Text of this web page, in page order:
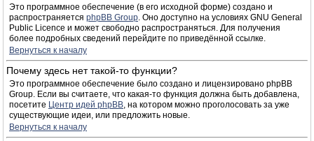
Это программное обеспечение (в его исходной форме) создано и
распространяется phpBB Group. Оно доступно на условиях GNU General
Public Licence и может свободно распространяться. Для получения
более подробных сведений перейдите по приведённой ссылке.
Вернуться к началу
Почему здесь нет такой-то функции?
Это программное обеспечение было создано и лицензировано phpBB
Group. Если вы считаете, что какая-то функция должна быть добавлена,
посетите Центр идей phpBB, на котором можно проголосовать за уже
существующие идеи, или предложить новые.
Вернуться к началу